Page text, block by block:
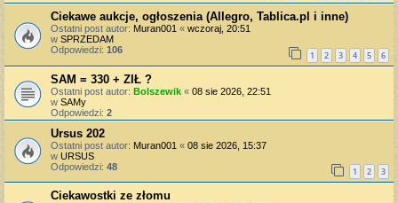
Ciekawe aukcje, ogłoszenia (Allegro, Tablica.pl i inne)
Ostatni post autor: Muran001 « wczoraj, 20:51
w SPRZEDAM
Odpowiedzi: 106 1 2 3 4 5 6
SAM = 330 + ZIŁ ?
Ostatni post autor: Bolszewik « 08 sie 2026, 22:51
w SAMy
Odpowiedzi: 2
Ursus 202
Ostatni post autor: Muran001 « 08 sie 2026, 15:37
w URSUS
Odpowiedzi: 48 1 2 3
Ciekawostki ze złomu